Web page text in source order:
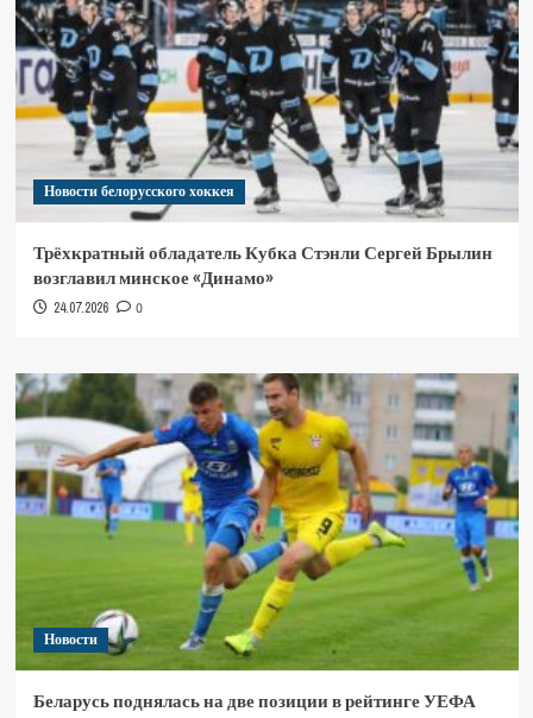
Новости белорусского хоккея
Трёхкратный обладатель Кубка Стэнли Сергей Брылин
возглавил минское «Динамо»
24.07.2026 0
Новости
Беларусь поднялась на две позиции в рейтинге УЕФА